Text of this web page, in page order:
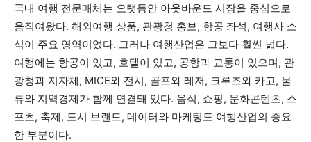
국내 여행 전문매체는 오랫동안 아웃바운드 시장을 중심으로
움직여왔다. 해외여행 상품, 관광청 홍보, 항공 좌석, 여행사 소
식이 주요 영역이었다. 그러나 여행산업은 그보다 훨씬 넓다.
여행에는 항공이 있고, 호텔이 있고, 공항과 교통이 있으며, 관
광청과 지자체, MICE와 전시, 골프와 레저, 크루즈와 카고, 물
류와 지역경제가 함께 연결돼 있다. 음식, 쇼핑, 문화콘텐츠, 스
포츠, 축제, 도시 브랜드, 데이터와 마케팅도 여행산업의 중요
한 부분이다.